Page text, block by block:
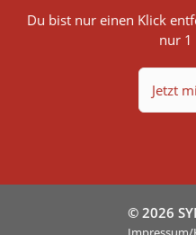
Du bist nur einen Klick
nur 1
Jetzt
© 2026